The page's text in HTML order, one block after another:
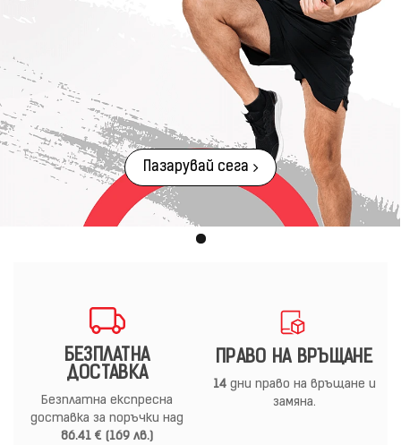
Пазарувай сега
БЕЗПЛАТНА
ДОСТАВКА
Безплатна експресна
доставка за поръчки над
86.41 € (169 лв.)
ПРАВО НА ВРЪЩАНЕ
14дни право на връщане и
замяна.